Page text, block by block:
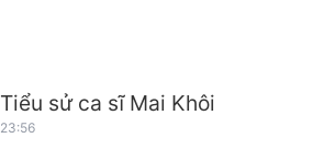
Tiểu sử ca sĩ Mai Khôi
23:56